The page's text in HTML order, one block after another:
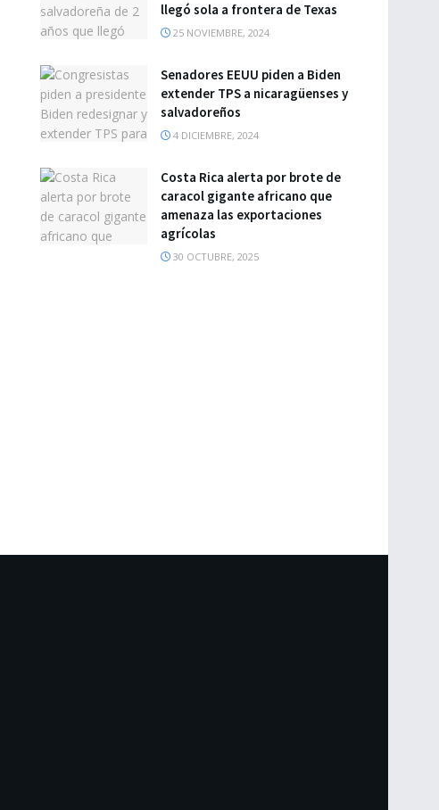
llegó sola a frontera de Texas
25 NOVIEMBRE, 2024
Senadores EEUU piden a Biden
extender TPS a nicaragüenses y
salvadoreños
4 DICIEMBRE, 2024
Costa Rica alerta por brote de
caracol gigante africano que
amenaza las exportaciones
agrícolas
30 OCTUBRE, 2025